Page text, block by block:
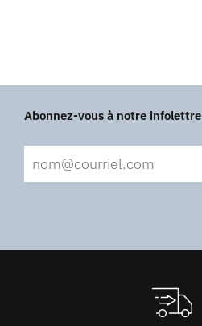
Abonnez-vous à notre infolettre